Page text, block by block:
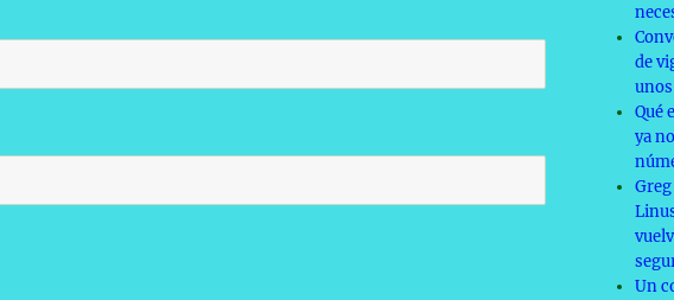
de
Qué
ya
Un